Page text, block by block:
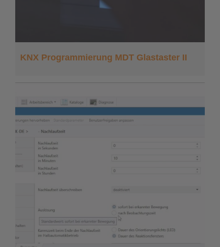
KNX Programmierung MDT Glastaster II